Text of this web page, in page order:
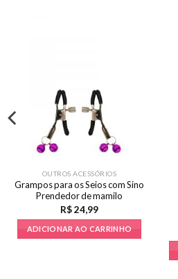
OUTROS ACESSÓRIOS
Grampos para os Seios com Sino
Prendedor de mamilo
R$24,99
ADICIONAR AO CARRINHO